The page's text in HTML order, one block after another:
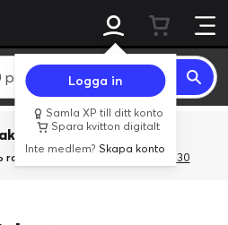
Logga in
Samla XP till ditt konto
Spara kvitton digitalt
Inte medlem?Skapa konto
över 800 kr.
rabatt med rabattkoden 3Gives30